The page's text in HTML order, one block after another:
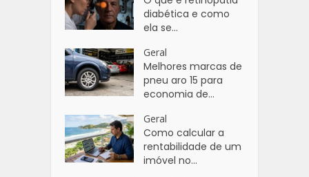
diabética e como
ela se...
Geral
Melhores marcas de
pneu aro 15 para
economia de...
Geral
Como calcular a
rentabilidade de um
imóvel no...